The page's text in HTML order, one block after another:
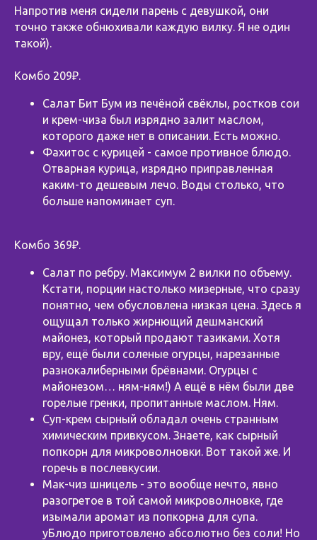
Напротив меня сидели парень с девушкой, они
точно также обнюхивали каждую вилку. Я не один
такой).
Комбо 209₽.
Салат Бит Бум из печёной свёклы, ростков сои
и крем-чиза был изрядно залит маслом,
которого даже нет в описании. Есть можно.
Фахитос с курицей - самое противное блюдо.
Отварная курица, изрядно приправленная
каким-то дешевым лечо. Воды столько, что
больше напоминает суп.
Комбо 369₽.
Салат по ребру. Максимум 2 вилки по объему.
Кстати, порции настолько мизерные, что сразу
понятно, чем обусловлена низкая цена. Здесь я
ощущал только жирнющий дешманский
майонез, который продают тазиками. Хотя
вру, ещё были соленые огурцы, нарезанные
разнокалиберными брёвнами. Огурцы с
майонезом… ням-ням!) А ещё в нём были две
горелые гренки, пропитанные маслом. Ням.
Суп-крем сырный обладал очень странным
химическим привкусом. Знаете, как сырный
попкорн для микроволновки. Вот такой же. И
горечь в послевкусии.
Мак-чиз шницель - это вообще нечто, явно
разогретое в той самой микроволновке, где
изымали аромат из попкорна для супа.
уБлюдо приготовлено абсолютно без соли! Но